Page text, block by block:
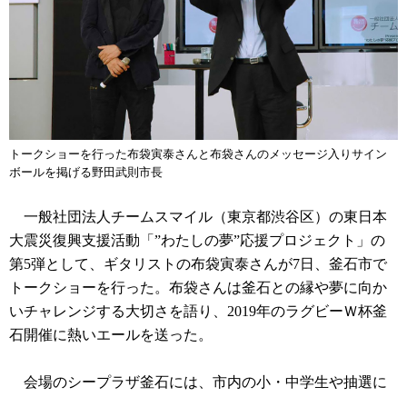
トークショーを行った布袋寅泰さんと布袋さんのメッセージ入りサイン
ボールを掲げる野田武則市長
一般社団法人チームスマイル（東京都渋谷区）の東日本
大震災復興支援活動「”わたしの夢”応援プロジェクト」の
第5弾として、ギタリストの布袋寅泰さんが7日、釜石市で
トークショーを行った。布袋さんは釜石との縁や夢に向か
いチャレンジする大切さを語り、2019年のラグビーＷ杯釜
石開催に熱いエールを送った。
会場のシープラザ釜石には、市内の小・中学生や抽選に